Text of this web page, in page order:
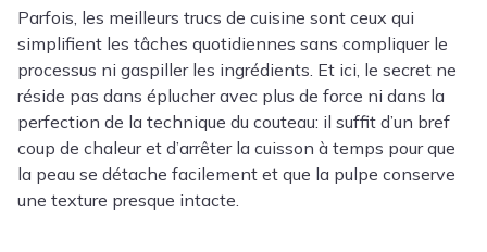
Parfois, les meilleurs trucs de cuisine sont ceux qui
simplifient les tâches quotidiennes sans compliquer le
processus ni gaspiller les ingrédients. Et ici, le secret ne
réside pas dans éplucher avec plus de force ni dans la
perfection de la technique du couteau: il suffit d’un bref
coup de chaleur et d’arrêter la cuisson à temps pour que
la peau se détache facilement et que la pulpe conserve
une texture presque intacte.